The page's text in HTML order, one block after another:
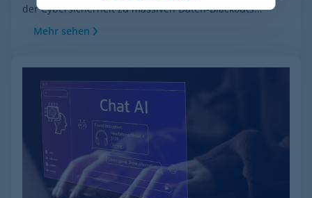
der Cybersicherheit zu massiven Daten-Blackouts...
Mehr sehen